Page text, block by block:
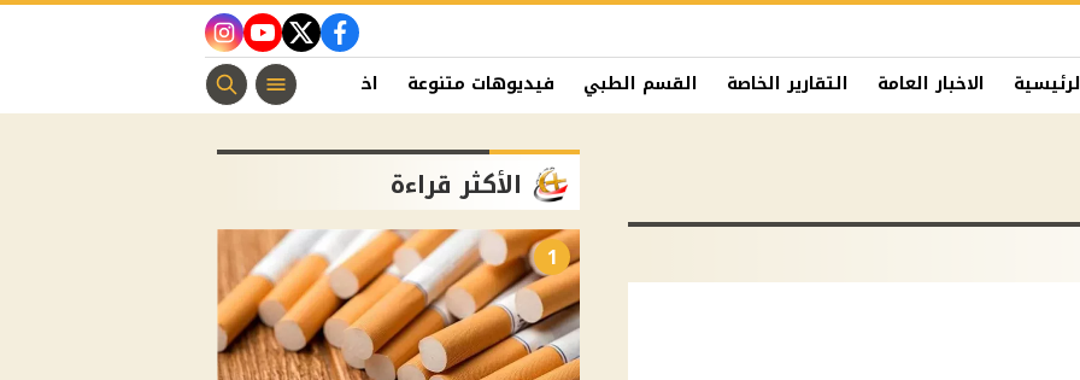
facebook
twitter
youtube
instagram
الاخبار العامة التقارير الخاصة القسم الطبي فيديوهات متنوعة اخبار الفن منوعات مسيحية
الأكثر قراءة
1